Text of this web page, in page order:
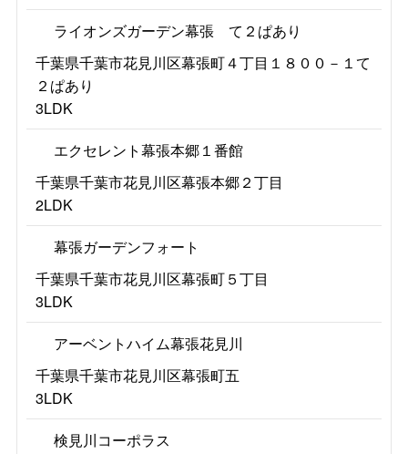
ライオンズガーデン幕張 て２ぱあり
千葉県千葉市花見川区幕張町４丁目１８００－１て
２ぱあり
3LDK
エクセレント幕張本郷１番館
千葉県千葉市花見川区幕張本郷２丁目
2LDK
幕張ガーデンフォート
千葉県千葉市花見川区幕張町５丁目
3LDK
アーベントハイム幕張花見川
千葉県千葉市花見川区幕張町五
3LDK
検見川コーポラス